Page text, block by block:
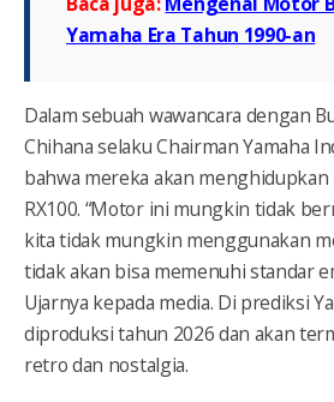
Yamaha Era Tahun 1990-an
Dalam sebuah wawancara dengan
Chihana selaku Chairman Yamaha
bahwa mereka akan menghidupkan
RX100. “Motor ini mungkin tidak
kita tidak mungkin menggunakan
tidak akan bisa memenuhi standar
Ujarnya kepada media. Di prediksi
diproduksi tahun 2026 dan akan
retro dan nostalgia.